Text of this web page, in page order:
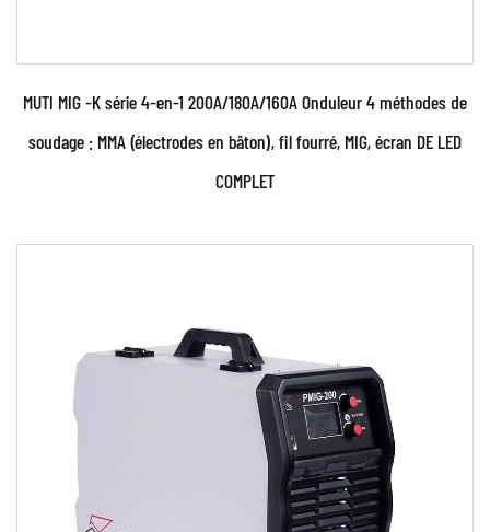
Paramètres:
● La machine à souder est fabriquée à l'aide d'un
onduleur IGBT MCU (unité de commande à
microproces...
EN SAVOIR PLUS
MUTI MIG -K série 4-en-1 200A/180A/160A Onduleur 4 méthodes de
soudage : MMA (électrodes en bâton), fil fourré, MIG, écran DE LED
COMPLET